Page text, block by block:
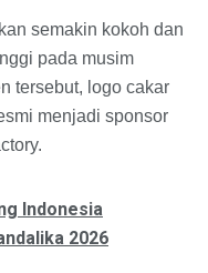
semakin kokoh dan
pada musim
tersebut, logo cakar
menjadi sponsor
Indonesia
2026